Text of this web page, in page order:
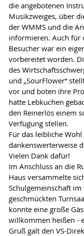
die angebotenen
Musikzweiges, über
der WMMS und die
informieren. Auch für
Besucher war ein
vorbereitet worden.
des
und „SourFlower“
vor und boten ihre
hatte Lebkuchen
den Reinerlös einem
Verfügung stellen.
Für das leibliche
dankenswerterweise
Vielen Dank dafür!
Im Anschluss an die
Haus versammelte
Schulgemeinschaft
geschmückten
konnte eine große
willkommen heißen -
Gruß galt den VS-